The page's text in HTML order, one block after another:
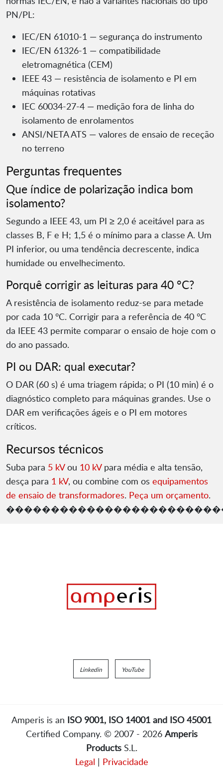
PN/PL:
IEC/EN 61010-1 — segurança do instrumento
IEC/EN 61326-1 — compatibilidade
eletromagnética (CEM)
IEEE 43 — resistência de isolamento e PI em
máquinas rotativas
IEC 60034-27-4 — medição fora de linha do
isolamento de enrolamentos
ANSI/NETA ATS — valores de ensaio de receção
no terreno
Perguntas frequentes
Que índice de polarização indica bom
isolamento?
Segundo a IEEE 43, um PI ≥ 2,0 é aceitável para as
classes B, F e H; 1,5 é o mínimo para a classe A. Um
PI inferior, ou uma tendência decrescente, indica
humidade ou envelhecimento.
Porquê corrigir as leituras para 40 °C?
A resistência de isolamento reduz-se para metade
por cada 10 °C. Corrigir para a referência de 40 °C
da IEEE 43 permite comparar o ensaio de hoje com o
do ano passado.
PI ou DAR: qual executar?
O DAR (60 s) é uma triagem rápida; o PI (10 min) é o
diagnóstico completo para máquinas grandes. Use o
DAR em verificações ágeis e o PI em motores
críticos.
Recursos técnicos
Suba para 5 kVou 10 kVpara média e alta tensão,
desça para 1 kV, ou combine com os equipamentos
de ensaio de transformadores. Peça um orçamento.
Linkedin YouTube
Amperis is an ISO 9001, ISO 14001 and ISO 45001
Certified Company. © 2007 - 2026 Amperis
ProductsS.L.
Legal | Privacidade